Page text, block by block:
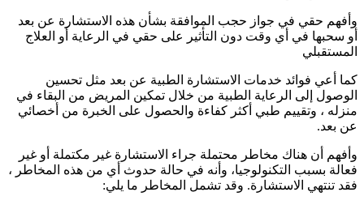
وأفهم حقي في جواز حجب الموافقة بشأن هذه الاستشارة عن بعد
أو سحبها في أي وقت دون التأثير على حقي في الرعاية أو العلاج
المستقبلي
كما أعي فوائد خدمات الاستشارة الطبية عن بعد مثل تحسين
الوصول إلى الرعاية الطبية من خلال تمكين المريض من البقاء في
منزله ، وتقييم طبي أكثر كفاءة والحصول على الخبرة من أخصائي
عن بعد.
وأفهم أن هناك مخاطر محتملة جراء الاستشارة غير مكتملة أو غير
فعالة بسبب التكنولوجيا، وأنه في حالة حدوث أي من هذه المخاطر ،
فقد تنتهي الاستشارة. وقد تشمل المخاطر ما يلي: